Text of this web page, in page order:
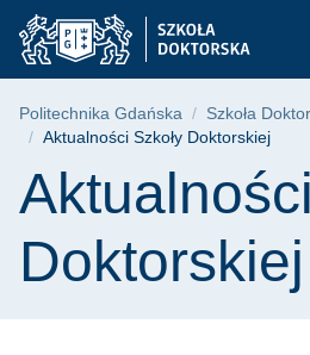
Przejdź
do
menu
Przejdź
do
wyszukiwarki
Przejdź
do
treści
Aktualności
Ścieżka
Politechnika Gdańska
Szkoła
Aktualności Szkoły Doktorskiej
Treść strony
Doktorskiej